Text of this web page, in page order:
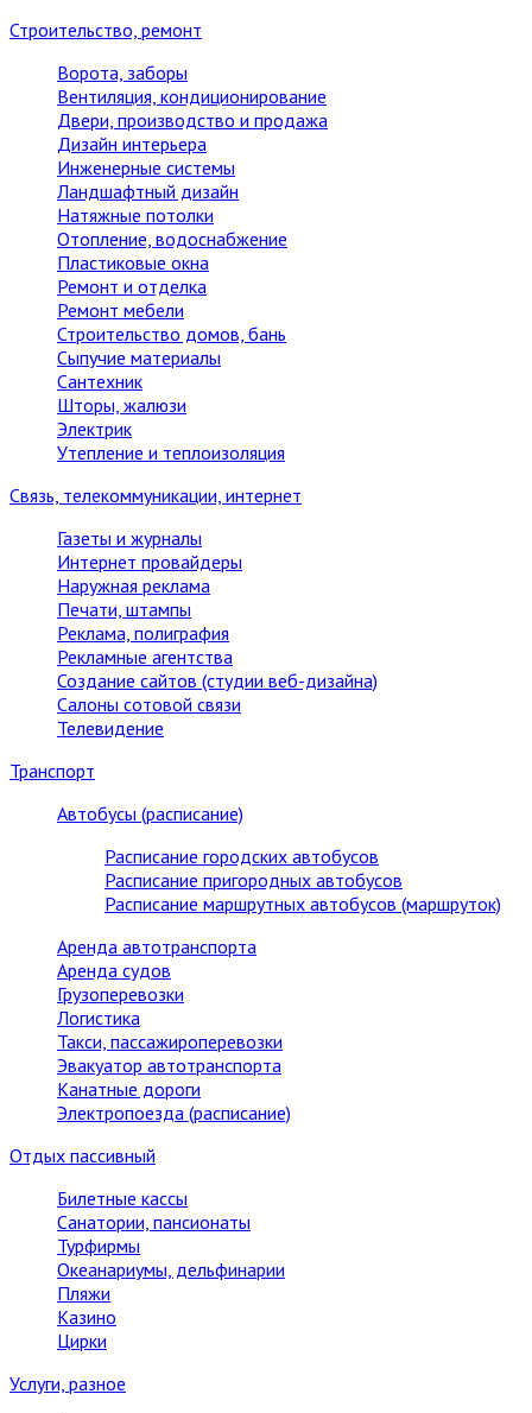
Строительство, ремонт
Ворота, заборы
Вентиляция, кондиционирование
Двери, производство и продажа
Дизайн интерьера
Инженерные системы
Ландшафтный дизайн
Натяжные потолки
Отопление, водоснабжение
Пластиковые окна
Ремонт и отделка
Ремонт мебели
Строительство домов, бань
Сыпучие материалы
Сантехник
Шторы, жалюзи
Электрик
Утепление и теплоизоляция
Связь, телекоммуникации, интернет
Газеты и журналы
Интернет провайдеры
Наружная реклама
Печати, штампы
Реклама, полиграфия
Рекламные агентства
Создание сайтов (студии веб-дизайна)
Салоны сотовой связи
Телевидение
Транспорт
Автобусы (расписание)
Расписание городских автобусов
Расписание пригородных автобусов
Расписание маршрутных автобусов (маршруток)
Аренда автотранспорта
Аренда судов
Грузоперевозки
Логистика
Такси, пассажироперевозки
Эвакуатор автотранспорта
Канатные дороги
Электропоезда (расписание)
Отдых пассивный
Билетные кассы
Санатории, пансионаты
Турфирмы
Океанариумы, дельфинарии
Пляжи
Казино
Цирки
Услуги, разное